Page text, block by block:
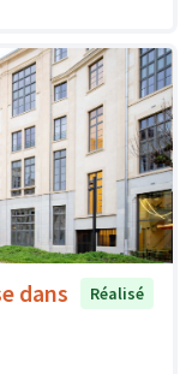
dans
Réalisé